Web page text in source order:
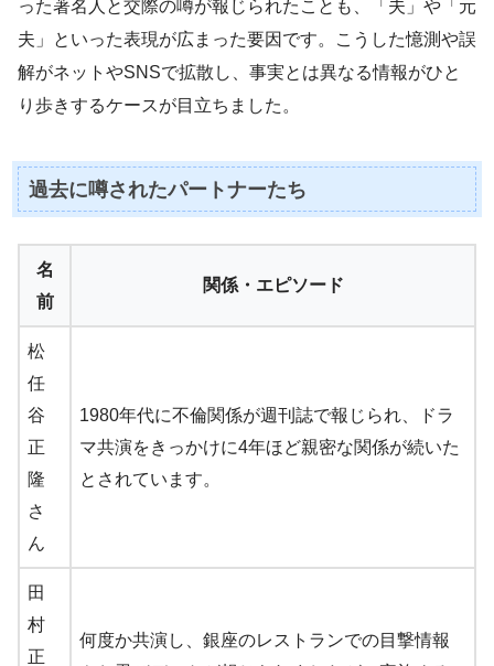
った著名人と交際の噂が報じられたことも、「夫」や「元
夫」といった表現が広まった要因です。こうした憶測や誤
解がネットやSNSで拡散し、事実とは異なる情報がひと
り歩きするケースが目立ちました。
過去に噂されたパートナーたち
名
前
関係・エピソード
松
任
谷
正
隆
さ
ん
1980年代に不倫関係が週刊誌で報じられ、ドラ
マ共演をきっかけに4年ほど親密な関係が続いた
とされています。
田
村
正
何度か共演し、銀座のレストランでの目撃情報